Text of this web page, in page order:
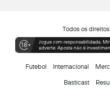
Todos os
Futebol Internacional
Basticast